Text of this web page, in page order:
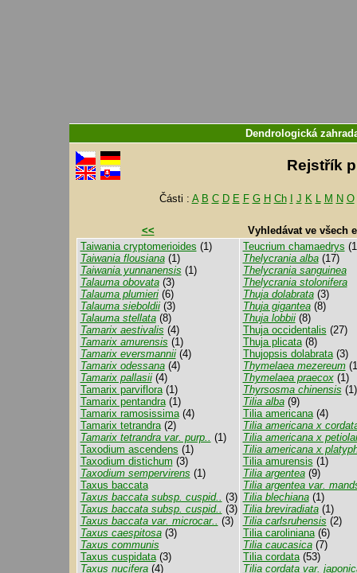
Dendrologická
Rejstřík
Části : A B C D E F G H Ch J K L M N O
<<
Vyhledávat ve všech
Taiwania cryptomerioides (1)
Taiwania flousiana(1)
Taiwania yunnanensis (1)
Talauma obovata(3)
Talauma plumieri(6)
Talauma sieboldii(3)
Talauma stellata(8)
Tamarix aestivalis (4)
Tamarix amurensis (1)
Tamarix eversmannii(4)
Tamarix odessana(4)
Tamarix pallasii(4)
Tamarix parviflora(1)
Tamarix pentandra(1)
Tamarix ramosissima(4)
Tamarix tetrandra(2)
Tamarix tetrandra var. purp.. (1)
Taxodium ascendens (1)
Taxodium distichum (3)
Taxodium sempervirens (1)
Taxus baccata
Taxus baccata subsp. cuspid.. (3)
Taxus baccata subsp. cuspid.. (3)
Taxus baccata var. microcar.. (3)
Taxus caespitosa(3)
Taxus communis
Taxus cuspidata(3)
Taxus nucifera(4)
Teucrium chamaedrys
Thelycrania alba(17)
Thelycrania sanguinea
Thelycrania stolonifera
Thuja dolabrata(3)
Thuja gigantea(8)
Thuja lobbii(8)
Thuja occidentalis (27)
Thuja plicata(8)
Thujopsis dolabrata(3)
Thymelaea mezereum
Thymelaea praecox(1)
Thyrsosma chinensis (1)
Tilia alba(9)
Tilia americana(4)
Tilia americana x
Tilia americana x
Tilia americana x
Tilia amurensis (1)
Tilia argentea(9)
Tilia argentea var.
Tilia blechiana(1)
Tilia breviradiata(1)
Tilia carlsruhensis (2)
Tilia caroliniana(6)
Tilia caucasica(7)
Tilia cordata(53)
Tilia cordata var.